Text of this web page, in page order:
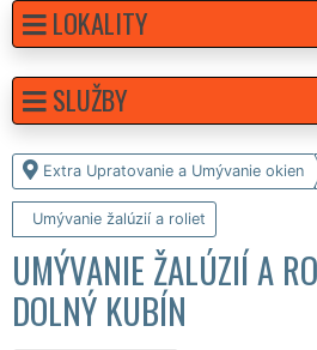
Extra Upratovanie a Umývanie okien
Umývanie žalúzií a roliet
UMÝVANIE ŽALÚZIÍ A
DOLNÝ KUBÍN
LOKALITY
SLUŽBY